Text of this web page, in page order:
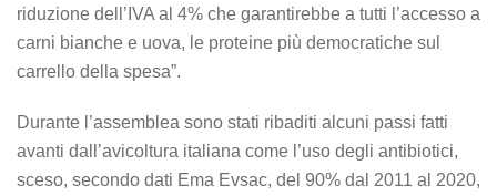
riduzione dell’IVA al 4% che garantirebbe a tutti l’accesso a
carni bianche e uova, le proteine più democratiche sul
carrello della spesa”.
Durante l’assemblea sono stati ribaditi alcuni passi fatti
avanti dall’avicoltura italiana come l’uso degli antibiotici,
sceso, secondo dati Ema Evsac, del 90% dal 2011 al 2020,